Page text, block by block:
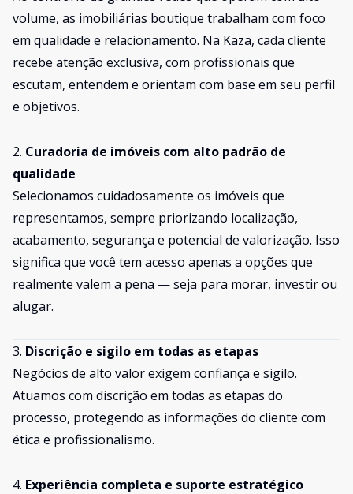
volume, as imobiliárias boutique trabalham com foco
em qualidade e relacionamento. Na Kaza, cada cliente
recebe atenção exclusiva, com profissionais que
escutam, entendem e orientam com base em seu perfil
e objetivos.
2. Curadoria de imóveis com alto padrão de
qualidade
Selecionamos cuidadosamente os imóveis que
representamos, sempre priorizando localização,
acabamento, segurança e potencial de valorização. Isso
significa que você tem acesso apenas a opções que
realmente valem a pena — seja para morar, investir ou
alugar.
3. Discrição e sigilo em todas as etapas
Negócios de alto valor exigem confiança e sigilo.
Atuamos com discrição em todas as etapas do
processo, protegendo as informações do cliente com
ética e profissionalismo.
4. Experiência completa e suporte estratégico